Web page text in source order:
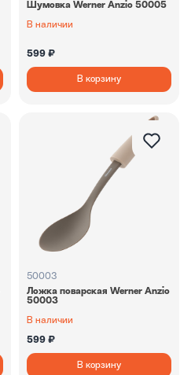
Шумовка Werner Anzio 50005
В наличии
599 ₽
В корзину
50003
Ложка поварская Werner Anzio
50003
В наличии
599 ₽
В корзину